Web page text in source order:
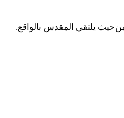
حيث يلتقي المقدس بالواقع.